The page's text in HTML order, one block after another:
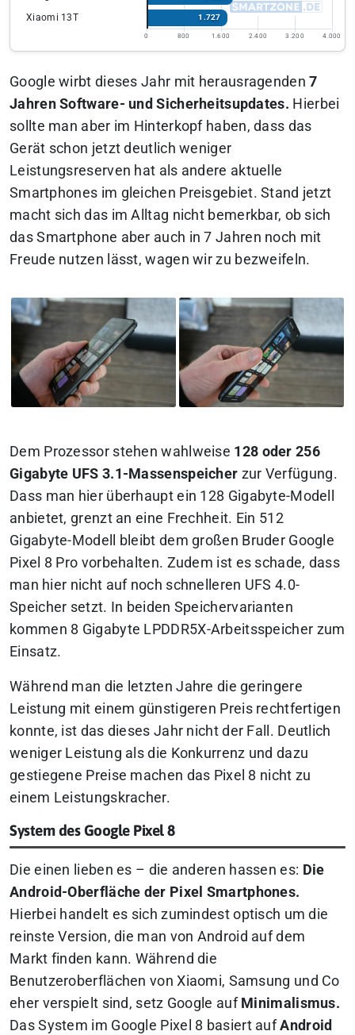
Xiaomi 13T 1.727
0 800 1.600 2.400 3.200 4.000
Google wirbt dieses Jahr mit herausragenden7
Jahren Software- und Sicherheitsupdates. Hierbei
sollte man aber im Hinterkopf haben, dass das
Gerät schon jetzt deutlich weniger
Leistungsreserven hat als andere aktuelle
Smartphones im gleichen Preisgebiet. Stand jetzt
macht sich das im Alltag nicht bemerkbar, ob sich
das Smartphone aber auch in 7 Jahren noch mit
Freude nutzen lässt, wagen wir zu bezweifeln.
Dem Prozessor stehen wahlweise 128 oder 256
Gigabyte UFS 3.1-Massenspeicher zur Verfügung.
Dass man hier überhaupt ein 128 Gigabyte-Modell
anbietet, grenzt an eine Frechheit. Ein 512
Gigabyte-Modell bleibt dem großen Bruder Google
Pixel 8 Pro vorbehalten. Zudem ist es schade, dass
man hier nicht auf noch schnelleren UFS 4.0-
Speicher setzt. In beiden Speichervarianten
kommen 8 Gigabyte LPDDR5X-Arbeitsspeicher zum
Einsatz.
Während man die letzten Jahre die geringere
Leistung mit einem günstigeren Preis rechtfertigen
konnte, ist das dieses Jahr nicht der Fall. Deutlich
weniger Leistung als die Konkurrenz und dazu
gestiegene Preise machen das Pixel 8 nicht zu
einem Leistungskracher.
System des Google Pixel 8
Die einen lieben es – die anderen hassen es: Die
Android-Oberfläche der Pixel Smartphones.
Hierbei handelt es sich zumindest optisch um die
reinste Version, die man von Android auf dem
Markt finden kann. Während die
Benutzeroberflächen von Xiaomi, Samsung und Co
eher verspielt sind, setz Google auf Minimalismus.
Das System im Google Pixel 8 basiert aufAndroid